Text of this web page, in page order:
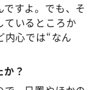
ですよ。でも、そ
ているところか
内心では“なん
？